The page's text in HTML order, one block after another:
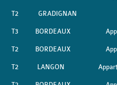
T2 GRADIGNAN
T3 BORDEAUX
T2 BORDEAUX
T2 LANGON